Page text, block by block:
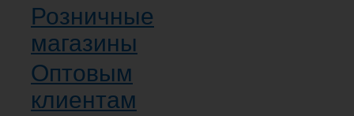
Розничные
магазины
Оптовым
клиентам